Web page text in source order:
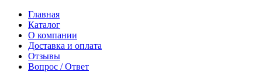
Главная
Каталог
О компании
Доставка и оплата
Отзывы
Вопрос / Ответ